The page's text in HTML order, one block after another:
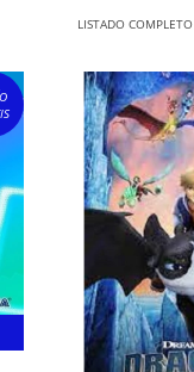
LISTADO COMPLETO